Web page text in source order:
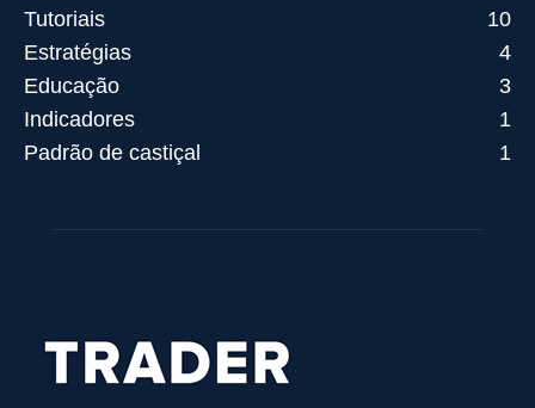
Tutoriais
10
Estratégias
4
Educação
3
Indicadores
1
Padrão de castiçal
1